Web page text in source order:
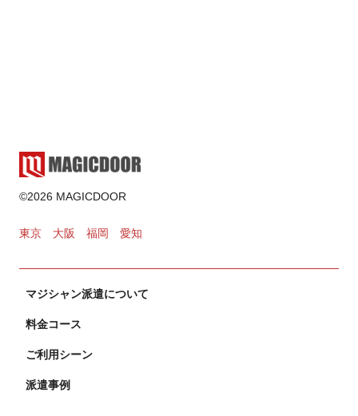
©2026 MAGICDOOR
東京 大阪 福岡 愛知
マジシャン派遣について
料金コース
ご利用シーン
派遣事例